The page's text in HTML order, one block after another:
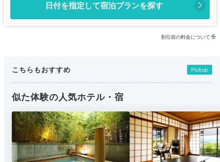
日付を指定して宿泊プランを探す
割引前の料金について
こちらもおすすめ Pickup
似た体験の人気ホテル・宿